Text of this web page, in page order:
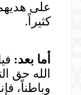
على
كثيراً.
أما بعد:
الله حق
وباطناً،